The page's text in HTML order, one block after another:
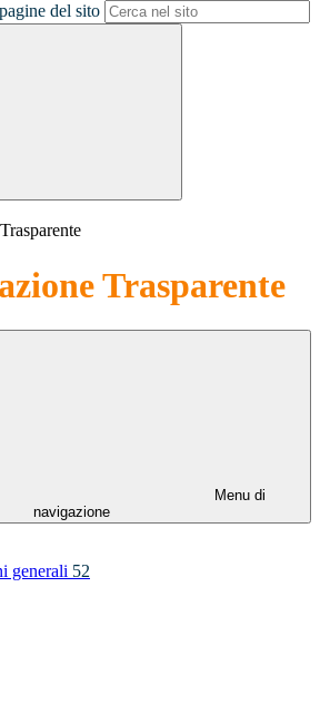
del sito
Trasparente
Menu di
navigazione
generali 52